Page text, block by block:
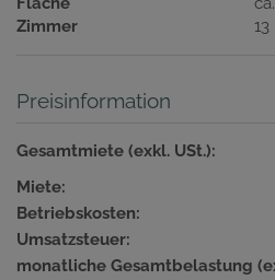
Zimmer 13
Preisinformation
Gesamtmiete (exkl. USt.):
Miete:
Betriebskosten:
Umsatzsteuer:
monatliche Gesamtbelastung